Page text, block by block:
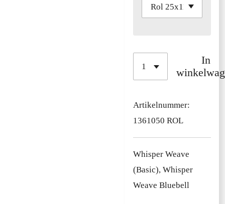
In
Artikelnummer:
1361050 ROL
Whisper Weave
(Basic), Whisper
Weave Bluebell